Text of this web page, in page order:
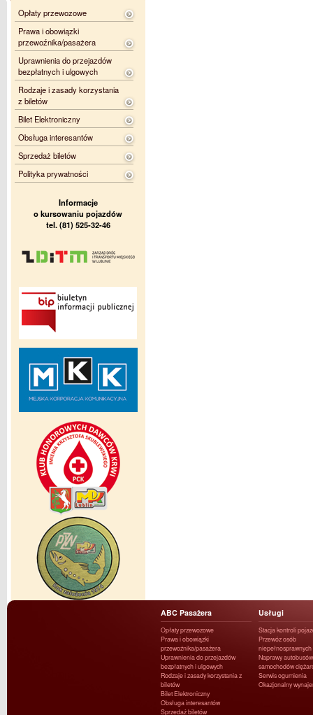
Opłaty przewozowe
Prawa i obowiązki
przewoźnika/pasażera
Uprawnienia do przejazdów
bezpłatnych i ulgowych
Rodzaje i zasady korzystania
z biletów
Bilet Elektroniczny
Obsługa interesantów
Sprzedaż biletów
Polityka prywatności
Informacje
o kursowaniu pojazdów
tel. (81) 525-32-46
ABC Pasażera
Opłaty przewozowe
Prawa i obowiązki
przewoźnika/pasażera
Uprawnienia do przejazdów
bezpłatnych i ulgowych
Rodzaje i zasady korzystania z
biletów
Bilet Elektroniczny
Obsługa interesantów
Sprzedaż biletów
Usługi
Stacja kontroli
Przewóz osób
niepełnosprawnych
Naprawy
samochodów
Serwis ogumienia
Okazjonalny